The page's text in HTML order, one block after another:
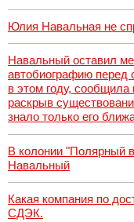
Юлия Навальная не
Навальный оставил
автобиографию перед
в этом году,
раскрыв
знало только его
В колонии "Полярный
Навальный
Какая компания по
СДЭК.